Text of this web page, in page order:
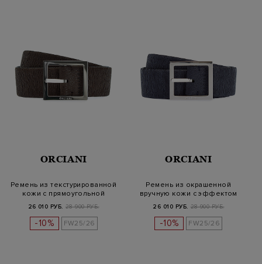
ORCIANI
Ремень из текстурированной
кожи с прямоугольной
26 010 РУБ. 28 900 РУБ.
-10% FW25/26
ORCIANI
Ремень из окрашенной
вручную кожи с эффектом
26 010 РУБ. 28 900 РУБ.
-10% FW25/26